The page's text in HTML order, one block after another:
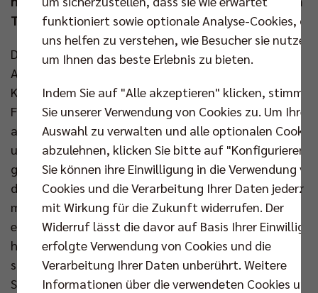
Topteam der Liga.
Die BR Volleys treten am Donnerstag ihre längste
Auswärtsfahrt innerhalb Deutschlands an. Über 800
Kilometer legen die Berliner auf dem Weg nach
Freiburg zurück und werden mit viel Rückenwind
ankommen. Das Team von Joel Banks ist weiterhin
ungeschlagen und sicherte sich mit dem 3:1-Sieg
gegen starke Lüneburger am vergangenen Samstag
den Einzug in das DVV-Pokalhalbfinale. Die Freiburger
mussten im Pokal hingegen die Segel streichen und
eine 0:3-Niederlage bei den Helios Grizzlys Giesen
hinnehmen. Genau gegen das Team, gegen welches
sie in heimischer Halle im von einigen als „bestes
Spiel der Saison“ betitelten Duell Anfang November
funktioniert sowie optionale Analyse-Cookies, die
uns helfen zu verstehen, wie Besucher sie nutzen,
um Ihnen das beste Erlebnis zu bieten.
Indem Sie auf "Alle akzeptieren" klicken, stimmen
Sie unserer Verwendung von Cookies zu. Um Ihre
Auswahl zu verwalten und alle optionalen Cookies
abzulehnen, klicken Sie bitte auf "Konfigurieren".
Sie können ihre Einwilligung in die Verwendung
Cookies und die Verarbeitung Ihrer Daten
mit Wirkung für die Zukunft widerrufen. Der
Widerruf lässt die davor auf Basis Ihrer
erfolgte Verwendung von Cookies und die
Verarbeitung Ihrer Daten unberührt. Weitere
Informationen über die verwendeten Cookies und